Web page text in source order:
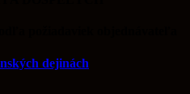
dejinách